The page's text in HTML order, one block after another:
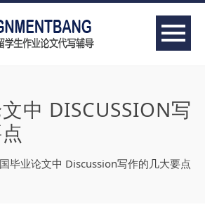
中 DISCUSSION写
毕业论文中 Discussion写作的几大要点